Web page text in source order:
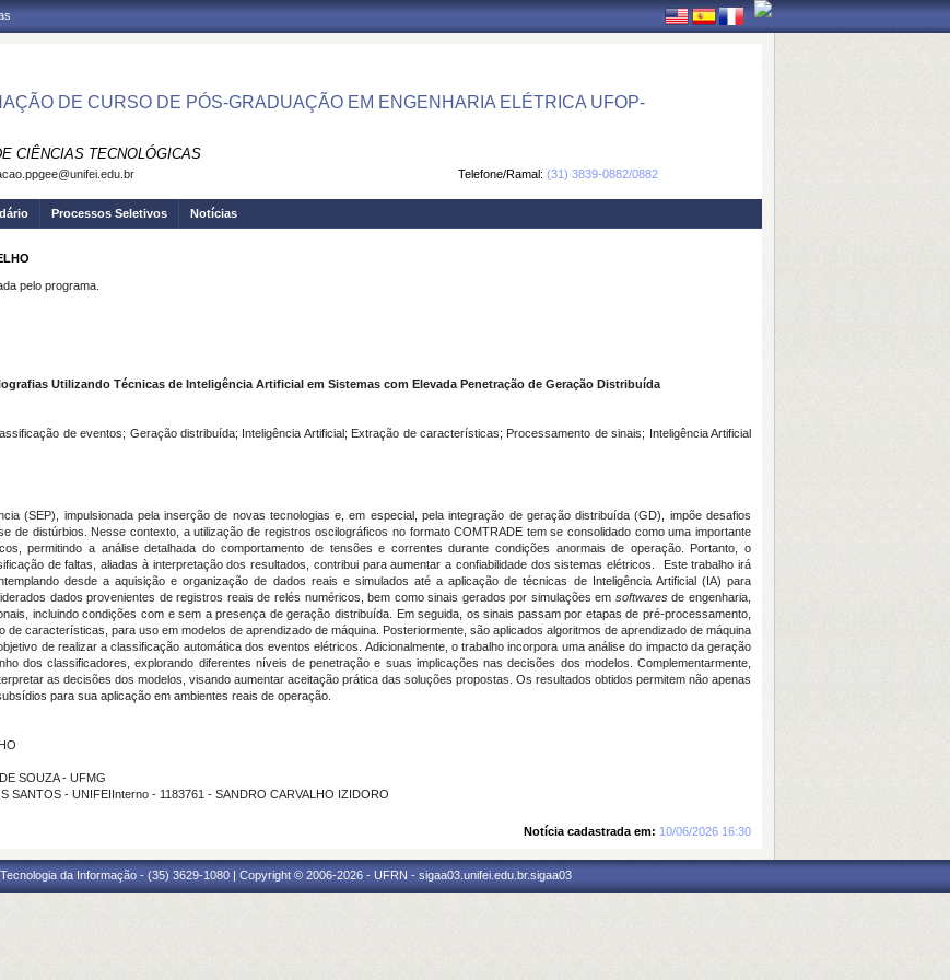
DE CURSO DE PÓS-GRADUAÇÃO EM ENGENHARIA ELÉTRICA UFOP-
CIÊNCIAS TECNOLÓGICAS
Telefone/Ramal: (31) 3839-0882/0882
Processos Seletivos Notícias
pelo programa.
Utilizando Técnicas de Inteligência Artificial em Sistemas com Elevada Penetração de Geração Distribuída
de eventos; Geração distribuída; Inteligência Artificial; Extração de características; Processamento de sinais; Inteligência Artificial
(SEP), impulsionada pela inserção de novas tecnologias e, em especial, pela integração de geração distribuída (GD), impõe desafios
de distúrbios. Nesse contexto, a utilização de registros oscilográficos no formato COMTRADE tem se consolidado como uma importante
permitindo a análise detalhada do comportamento de tensões e correntes durante condições anormais de operação. Portanto, o
de faltas, aliadas à interpretação dos resultados, contribui para aumentar a confiabilidade dos sistemas elétricos. Este trabalho irá
desde a aquisição e organização de dados reais e simulados até a aplicação de técnicas de Inteligência Artificial (IA) para
dados provenientes de registros reais de relés numéricos, bem como sinais gerados por simulações em softwaresde engenharia,
incluindo condições com e sem a presença de geração distribuída. Em seguida, os sinais passam por etapas de pré-processamento,
características, para uso em modelos de aprendizado de máquina. Posteriormente, são aplicados algoritmos de aprendizado de máquina
de realizar a classificação automática dos eventos elétricos. Adicionalmente, o trabalho incorpora uma análise do impacto da geração
dos classificadores, explorando diferentes níveis de penetração e suas implicações nas decisões dos modelos. Complementarmente,
as decisões dos modelos, visando aumentar aceitação prática das soluções propostas. Os resultados obtidos permitem não apenas
para sua aplicação em ambientes reais de operação.
SOUZA - UFMG
SANTOS - UNIFEIInterno - 1183761 - SANDRO CARVALHO IZIDORO
Notícia cadastrada em: 10/06/2026 16:30
da Informação - (35) 3629-1080 | Copyright © 2006-2026 - UFRN - sigaa03.unifei.edu.br.sigaa03